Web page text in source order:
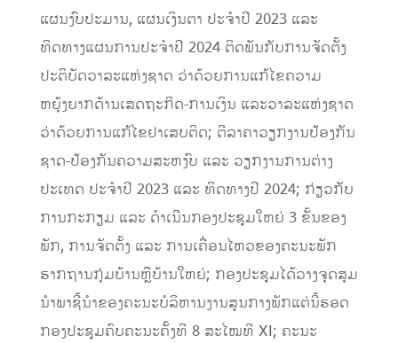
ແຜນງົບປະມານ, ແຜນເງິນຕາ ປະຈຳປີ 2023 ແລະ
ທິດທາງແຜນການປະຈຳປີ 2024 ຕິດພັນກັບການຈັດຕັ້ງ
ປະຕິບັດວາລະແຫ່ງຊາດ ວ່າດ້ວຍການແກ້ໄຂຄວາມ
ຫຍຸ້ງຍາກດ້ານເສດຖະກິດ-ການເງິນ ແລະວາລະແຫ່ງຊາດ
ວ່າດ້ວຍການແກ້ໄຂຢາເສບຕິດ; ຕີລາຄາວຽກງານປ້ອງກັນ
ຊາດ-ປ້ອງກັນຄວາມສະຫງົບ ແລະ ວຽກງານການຕ່າງ
ປະເທດ ປະຈຳປີ 2023 ແລະ ທິດທາງປີ 2024; ກ່ຽວກັບ
ການກະກຽມ ແລະ ດໍາເນີນກອງປະຊຸມໃຫຍ່ 3 ຂັ້ນຂອງ
ພັກ, ການຈັດຕັ້ງ ແລະ ການເຄື່ອນໄຫວຂອງຄະນະພັກ
ຮາກຖານກຸ່ມບ້ານຫຼືບ້ານໃຫຍ່; ກອງປະຊຸມໄດ້ວາງຈຸດສຸມ
ນຳພາຊີ້ນຳຂອງຄະນະບໍລິຫານງານສູນກາງພັກແຕ່ນີ້ຮອດ
ກອງປະຊຸມຄົບຄະນະຄັ້ງທີ 8 ສະໄໝທີ XI; ຄະນະ